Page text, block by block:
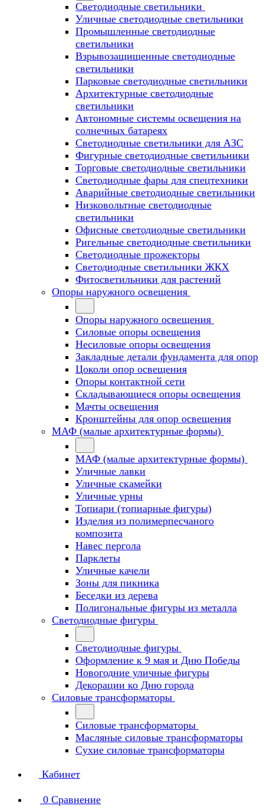
Светодиодные светильники
Уличные светодиодные светильники
Промышленные светодиодные
светильники
Взрывозащищенные светодиодные
светильники
Парковые светодиодные светильники
Архитектурные светодиодные
светильники
Автономные системы освещения на
солнечных батареях
Светодиодные светильники для АЗС
Фигурные светодиодные светильники
Торговые светодиодные светильники
Cветодиодные фары для спецтехники
Аварийные светодиодные светильники
Низковольтные светодиодные
светильники
Офисные светодиодные светильники
Ригельные светодиодные светильники
Светодиодные прожекторы
Светодиодные светильники ЖКХ
Фитосветильники для растений
Опоры наружного освещения
Опоры наружного освещения
Силовые опоры освещения
Несиловые опоры освещения
Закладные детали фундамента для опор
Цоколи опор освещения
Опоры контактной сети
Cкладывающиеся опоры освещения
Мачты освещения
Кронштейны для опор освещения
МАФ (малые архитектурные формы)
МАФ (малые архитектурные формы)
Уличные лавки
Уличные скамейки
Уличные урны
Топиари (топиарные фигуры)
Изделия из полимерпесчаного
композита
Навес пергола
Парклеты
Уличные качели
Зоны для пикника
Беседки из дерева
Полигональные фигуры из металла
Светодиодные фигуры
Светодиодные фигуры
Оформление к 9 мая и Дню Победы
Новогодние уличные фигуры
Декорации ко Дню города
Силовые трансформаторы
Силовые трансформаторы
Масляные силовые трансформаторы
Сухие силовые трансформаторы
Кабинет
0 Сравнение